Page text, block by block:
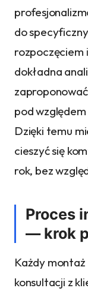
do
rozpoczęciem
dokładna
pod
Dzięki temu
cieszyć się
rok, bez
Proces
— krok
Każdy
konsultacji z